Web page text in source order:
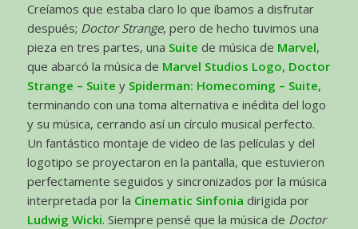
Creíamos que estaba claro lo que íbamos a disfrutar
después; Doctor Strange, pero de hecho tuvimos una
pieza en tres partes, una Suite de música de Marvel,
que abarcó la música de Marvel Studios Logo, Doctor
Strange – Suite y Spiderman: Homecoming – Suite,
terminando con una toma alternativa e inédita del logo
y su música, cerrando así un círculo musical perfecto.
Un fantástico montaje de video de las películas y del
logotipo se proyectaron en la pantalla, que estuvieron
perfectamente seguidos y sincronizados por la música
interpretada por la Cinematic Sinfonia dirigida por
Ludwig Wicki. Siempre pensé que la música de Doctor